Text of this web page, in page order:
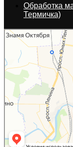
Обработка
Термичка)